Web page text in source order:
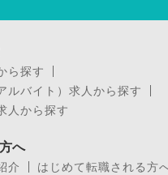
ら探す
ルバイト）求人から探す
人から探す
へ
介
はじめて転職される方